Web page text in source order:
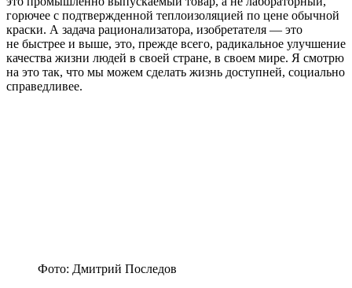
горючее с подтвержденной теплоизоляцией по цене обычной
краски. А задача рационализатора, изобретателя — это
не быстрее и выше, это, прежде всего, радикальное улучшение
качества жизни людей в своей стране, в своем мире. Я смотрю
на это так, что мы можем сделать жизнь доступней, социально
справедливее.
Фото: Дмитрий Последов